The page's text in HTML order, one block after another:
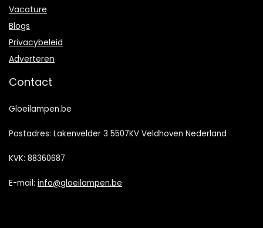
Vacature
Blogs
Privacybeleid
Adverteren
Contact
Gloeilampen.be
Postadres: Lakenvelder 3 5507KV Veldhoven Nederland
KVK: 88360687
E-mail: info@gloeilampen.be